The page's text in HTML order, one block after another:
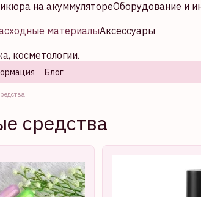
на акуммулятореОборудование и
материалыАксессуары
косметологии.
Блог
средства